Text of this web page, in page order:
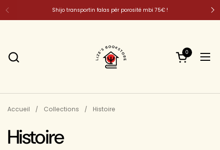
Shijo transportin falas për porositë mbi 75€ !
Ouvrir le
0
Accueil / Collections / Histoire
Histoire